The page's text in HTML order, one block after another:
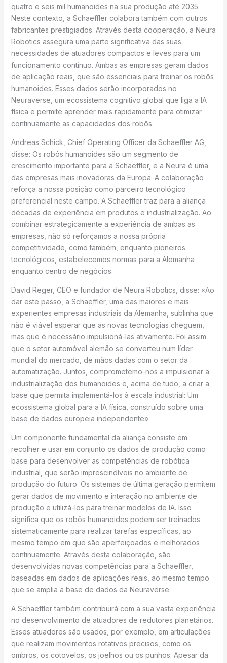
quatro e seis mil humanoides na sua produção até 2035.
Neste contexto, a Schaeffler colabora também com outros
fabricantes prestigiados. Através desta cooperação, a Neura
Robotics assegura uma parte significativa das suas
necessidades de atuadores compactos e leves para um
funcionamento contínuo. Ambas as empresas geram dados
de aplicação reais, que são essenciais para treinar os robôs
humanoides. Esses dados serão incorporados no
Neuraverse, um ecossistema cognitivo global que liga a IA
física e permite aprender mais rapidamente para otimizar
continuamente as capacidades dos robôs.
Andreas Schick, Chief Operating Officer da Schaeffler AG,
disse: Os robôs humanoides são um segmento de
crescimento importante para a Schaeffler, e a Neura é uma
das empresas mais inovadoras da Europa. A colaboração
reforça a nossa posição como parceiro tecnológico
preferencial neste campo. A Schaeffler traz para a aliança
décadas de experiência em produtos e industrialização. Ao
combinar estrategicamente a experiência de ambas as
empresas, não só reforçamos a nossa própria
competitividade, como também, enquanto pioneiros
tecnológicos, estabelecemos normas para a Alemanha
enquanto centro de negócios.
David Reger, CEO e fundador de Neura Robotics, disse: «Ao
dar este passo, a Schaeffler, uma das maiores e mais
experientes empresas industriais da Alemanha, sublinha que
não é viável esperar que as novas tecnologias cheguem,
mas que é necessário impulsioná-las ativamente. Foi assim
que o setor automóvel alemão se converteu num líder
mundial do mercado, de mãos dadas com o setor da
automatização. Juntos, comprometemo-nos a impulsionar a
industrialização dos humanoides e, acima de tudo, a criar a
base que permita implementá-los à escala industrial: Um
ecossistema global para a IA física, construído sobre uma
base de dados europeia independente».
Um componente fundamental da aliança consiste em
recolher e usar em conjunto os dados de produção como
base para desenvolver as competências de robótica
industrial, que serão imprescindíveis no ambiente de
produção do futuro. Os sistemas de última geração permitem
gerar dados de movimento e interação no ambiente de
produção e utilizá-los para treinar modelos de IA. Isso
significa que os robôs humanoides podem ser treinados
sistematicamente para realizar tarefas específicas, ao
mesmo tempo em que são aperfeiçoados e melhorados
continuamente. Através desta colaboração, são
desenvolvidas novas competências para a Schaeffler,
baseadas em dados de aplicações reais, ao mesmo tempo
que se amplia a base de dados da Neuraverse.
A Schaeffler também contribuirá com a sua vasta experiência
no desenvolvimento de atuadores de redutores planetários.
Esses atuadores são usados, por exemplo, em articulações
que realizam movimentos rotativos precisos, como os
ombros, os cotovelos, os joelhos ou os punhos. Apesar da